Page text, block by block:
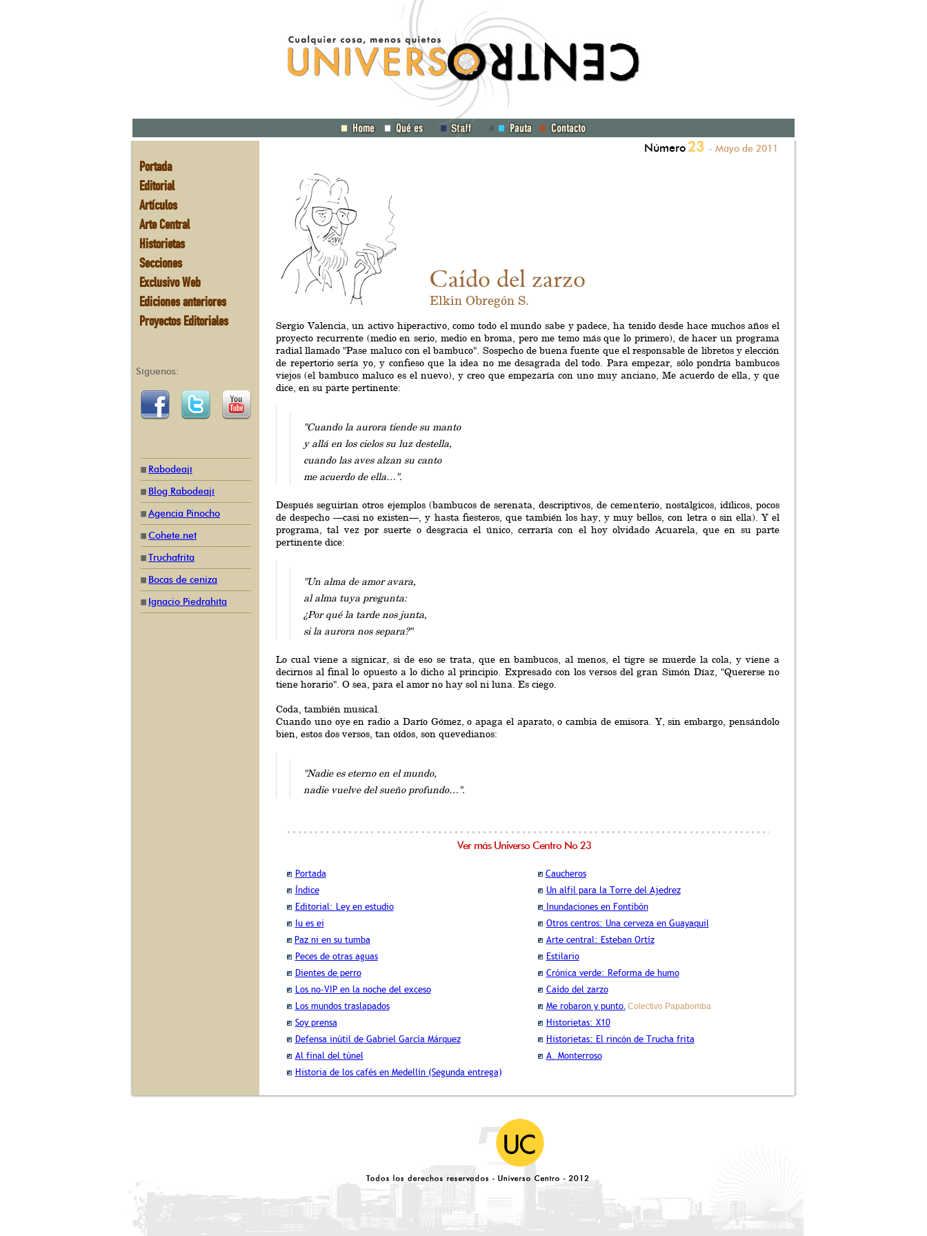
a
Portada
Editorial
Artículos
Arte Central
Historietas
Secciones
Exclusivo Web
Ediciones anteriores
Proyectos Editoriales
Síguenos:
Rabodeají
Blog Rabodeají
Agencia Pinocho
Cohete.net
Truchafrita
Bocas de ceniza
Ignacio Piedrahíta
Número23 - Mayo de 2011
Caído del zarzo
Elkin Obregón S.
Sergio Valencia, un activo hiperactivo, como todo el mundo sabe y padece, ha tenido desde hace muchos años el
proyecto recurrente (medio en serio, medio en broma, pero me temo más que lo primero), de hacer un programa
radial llamado "Pase maluco con el bambuco". Sospecho de buena fuente que el responsable de libretos y elección
de repertorio sería yo, y confieso que la idea no me desagrada del todo. Para empezar, sólo pondría bambucos
viejos (el bambuco maluco es el nuevo), y creo que empezaría con uno muy anciano, Me acuerdo de ella, y que
dice, en su parte pertinente:
"Cuando la aurora tiende su manto
y allá en los cielos su luz destella,
cuando las aves alzan su canto
me acuerdo de ella…".
Después seguirían otros ejemplos (bambucos de serenata, descriptivos, de cementerio, nostálgicos, idílicos, pocos
de despecho —casi no existen—, y hasta fiesteros, que también los hay, y muy bellos, con letra o sin ella). Y el
programa, tal vez por suerte o desgracia el único, cerraría con el hoy olvidado Acuarela, que en su parte
pertinente dice:
"Un alma de amor avara,
al alma tuya pregunta:
¿Por qué la tarde nos junta,
si la aurora nos separa?"
Lo cual viene a signicar, si de eso se trata, que en bambucos, al menos, el tigre se muerde la cola, y viene a
decirnos al final lo opuesto a lo dicho al principio. Expresado con los versos del gran Simón Díaz, "Quererse no
tiene horario". O sea, para el amor no hay sol ni luna. Es ciego.
Coda, también musical.
Cuando uno oye en radio a Darío Gómez, o apaga el aparato, o cambia de emisora. Y, sin embargo, pensándolo
bien, estos dos versos, tan oídos, son quevedianos:
"Nadie es eterno en el mundo,
nadie vuelve del sueño profundo…".
Ver más Universo Centro No 23
Portada
Índice
Editorial: Ley en estudio
Iu es ei
Paz ni en su tumba
Peces de otras aguas
Dientes de perro
Los no-VIP en la noche del exceso
Los mundos traslapados
Soy prensa
Defensa inútil de Gabriel García Márquez
Al final del túnel
Historia de los cafés en Medellín (Segunda entrega)
Caucheros
Un alfil para la Torre del Ajedrez
Inundaciones en Fontibón
Otros centros: Una cerveza en Guayaquil
Arte central: Esteban Ortíz
Estilario
Crónica verde: Reforma de humo
Caído del zarzo
Me robaron y punto.Colectivo Papabomba
Historietas: X10
Historietas: El rincón de Trucha frita
A. Monterroso